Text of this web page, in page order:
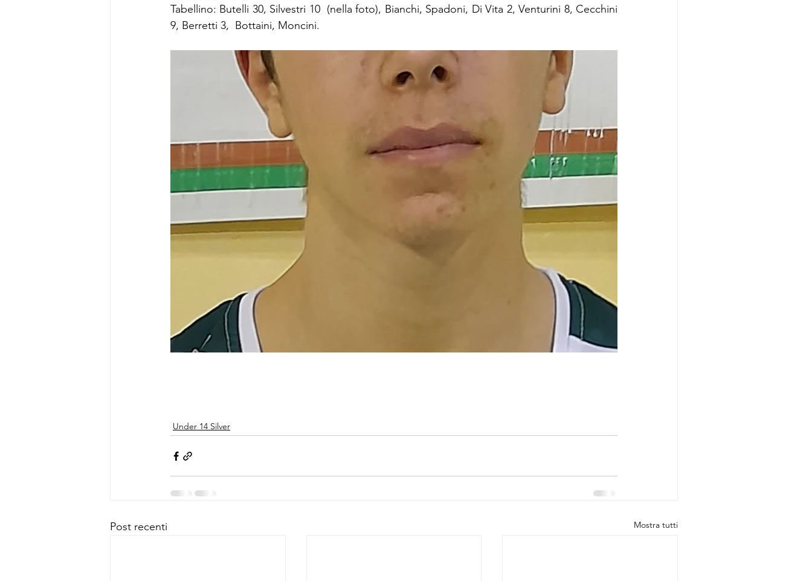
Tabellino: Butelli 30, Silvestri 10  (nella foto), Bianchi, Spadoni, Di Vita 2, Venturini 8, Cecchini
9, Berretti 3,  Bottaini, Moncini.
Under 14 Silver
Post recenti Mostra tutti